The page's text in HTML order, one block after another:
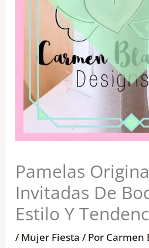
Pamelas
Invitadas De
Estilo Y
/Mujer Fiesta / Por Carmen